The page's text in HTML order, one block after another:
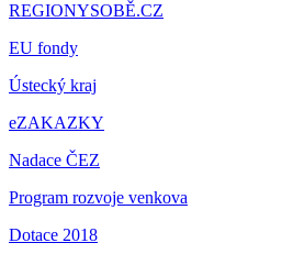
REGIONYSOBĚ.CZ
EU fondy
Ústecký kraj
eZAKAZKY
Nadace ČEZ
Program rozvoje venkova
Dotace 2018